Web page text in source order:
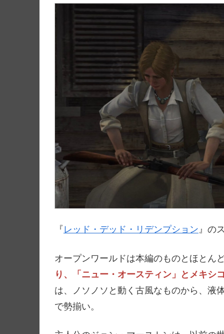
『 レッド・デッド・リデンプション』の
オープンワールドは本編のものとほとん
り、「ニュー・オースティン」とメキシ
は、ノソノソと動く古風なものから、液
で勢揃い。